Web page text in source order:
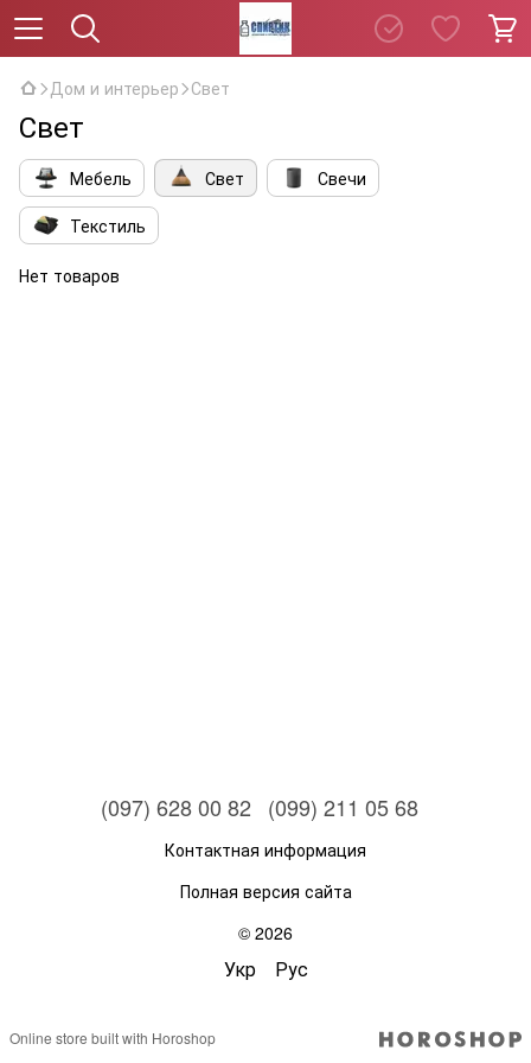
Дом и интерьер Свет
Свет
Мебель Свет
Свечи
Текстиль
Нет товаров
(097) 628 00 82 (099) 211 05 68
Контактная информация
Полная версия сайта
© 2026
Укр Рус
Online store built with Horoshop